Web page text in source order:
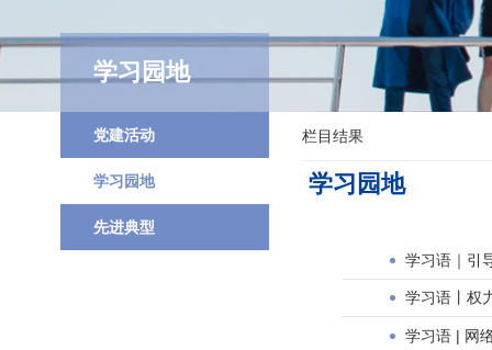
学习园地
党建活动
学习园地
先进典型
栏目结果
学习园地
学习语｜引
学习语丨权
学习语 | 网